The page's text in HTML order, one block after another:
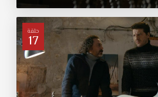
حلقة
17